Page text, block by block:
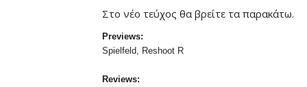
Στο νέο τεύχος θα βρείτε τα παρακάτω.
Previews:
Spielfeld, Reshoot R
Reviews: